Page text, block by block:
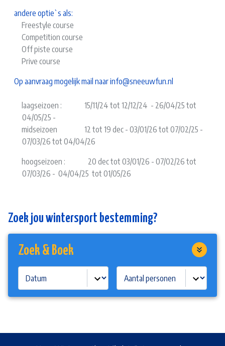
andere optie`s als:
Freestyle course
Competition course
Off piste course
Prive course
Op aanvraag mogelijk mail naar info@sneeuwfun.nl
laagseizoen : 15/11/24 tot 12/12/24 - 26/04/25 tot
04/05/25 -
midseizoen 12 tot 19 dec - 03/01/26 tot 07/02/25 -
07/03/26 tot 04/04/26
hoogseizoen : 20 dec tot 03/01/26 - 07/02/26 tot
07/03/26 - 04/04/25 tot 01/05/26
Zoek jou wintersport bestemming?
Zoek & Boek